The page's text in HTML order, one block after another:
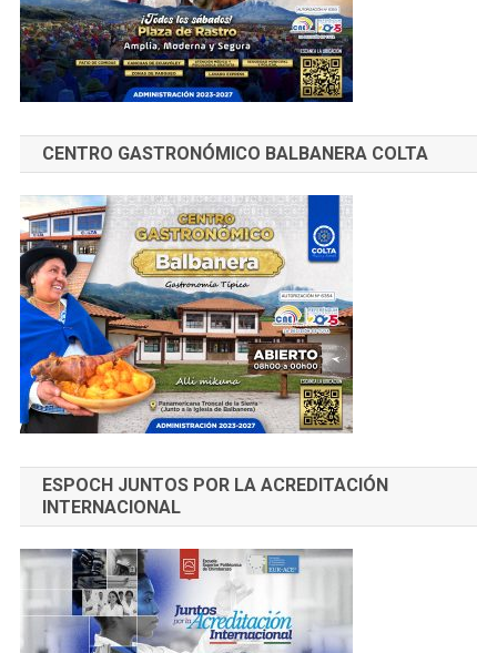
CENTRO GASTRONÓMICO BALBANERA COLTA
ESPOCH JUNTOS POR LA ACREDITACIÓN
INTERNACIONAL